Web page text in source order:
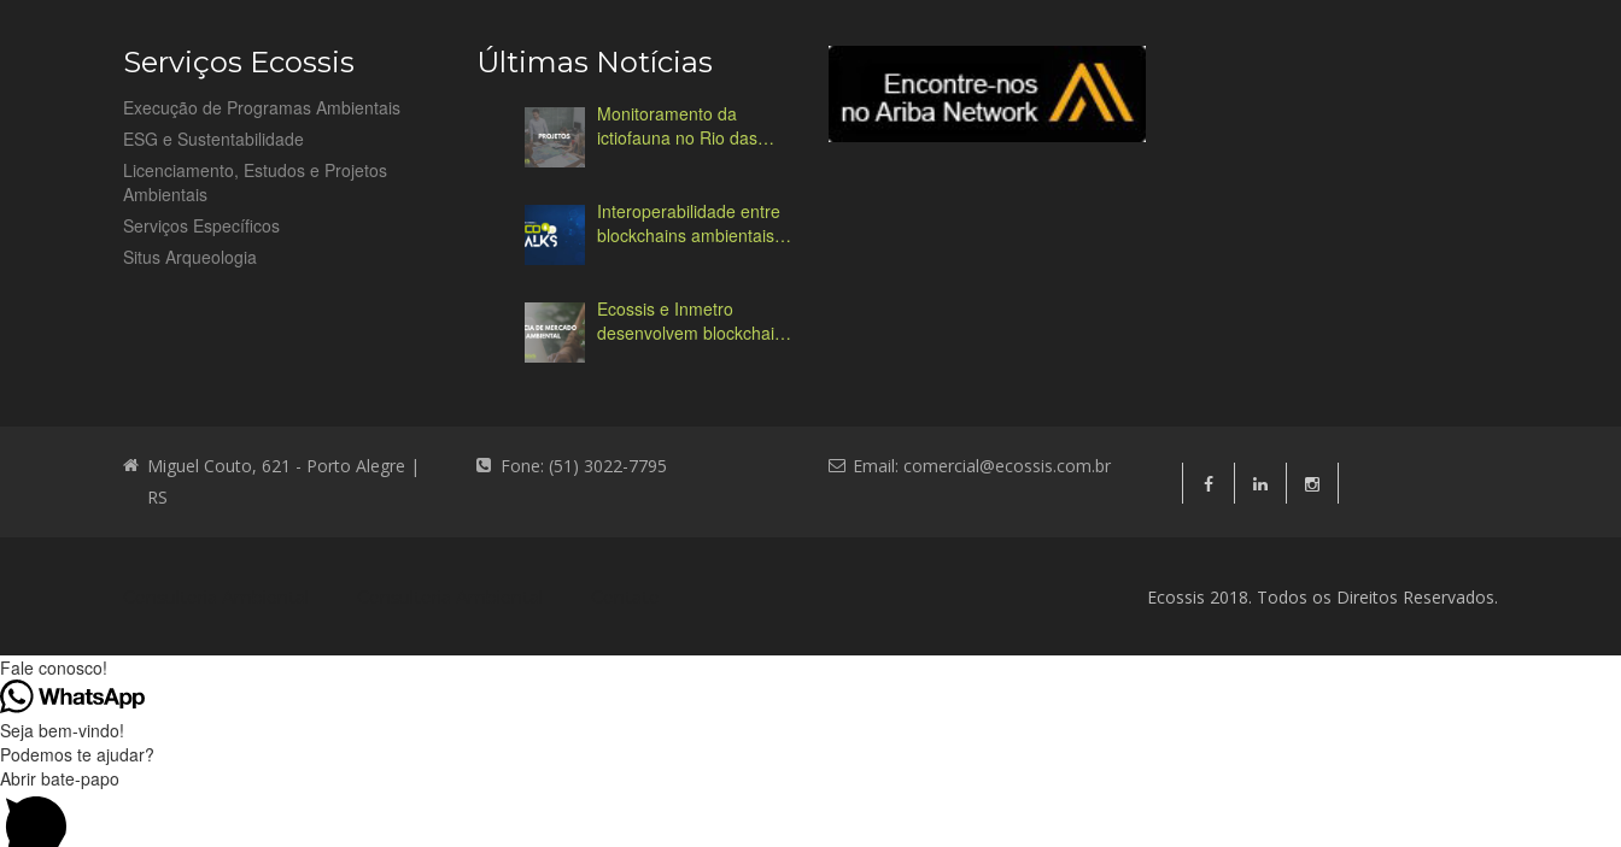
Serviços Ecossis
Execução de Programas Ambientais
ESG e Sustentabilidade
Licenciamento, Estudos e Projetos
Ambientais
Serviços Específicos
Situs Arqueologia
Últimas Notícias
Monitoramento da
ictiofauna no Rio das
Interoperabilidade entre
blockchains ambientais:
Ecossis e Inmetro
desenvolvem blockchain
Miguel Couto, 621 - Porto Alegre |
RS
Fone: (51) 3022-7795 Email: comercial@ecossis.com.br
Ecossis 2018. Todos os Direitos Reservados.
Fale conosco!
Seja bem-vindo!
Podemos te ajudar?
Abrir bate-papo